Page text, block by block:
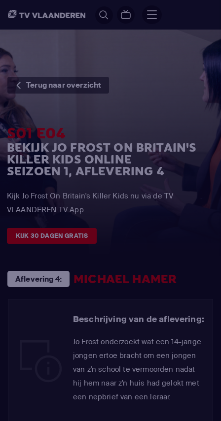
Terug naar overzicht
S01 E04
BEKIJK JO FROST ON BRITAIN'S
KILLER KIDS ONLINE
SEIZOEN 1, AFLEVERING 4
Kijk Jo Frost On Britain's Killer Kids nu via de TV
VLAANDEREN TV App
KIJK 30 DAGEN GRATIS
Aflevering 4: MICHAEL HAMER
Beschrijving van de aflevering:
Jo Frost onderzoekt wat een 14-jarige
jongen ertoe bracht om een jongen
van z'n school te vermoorden nadat
hij hem naar z'n huis had gelokt met
een nepbrief van een leraar.